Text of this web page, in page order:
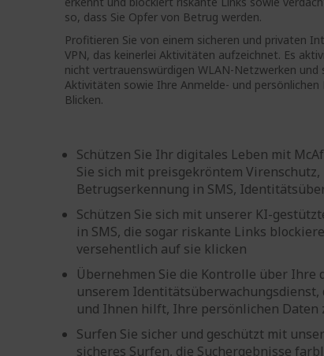
so, dass Sie Opfer von Betrug werden.
Profitieren Sie von einem sicheren und privaten
VPN, das keinerlei Aktivitäten aufzeichnet. Es
nicht vertrauenswürdigen WLAN-Netzwerken und
Aktivitäten sowie Ihre Anmelde- und persönlichen
Blicken.
Schützen Sie Ihr digitales Leben mit
Sie sich mit preisgekröntem
Betrugserkennung in SMS,
Schützen Sie sich mit unserer KI-
in SMS, die sogar riskante Links
versehentlich auf sie klicken
Übernehmen Sie die Kontrolle über
unserem
und Ihnen hilft, Ihre persönlichen Daten
Surfen Sie sicher und geschützt mit
sicheres Surfen, die Suchergebnisse